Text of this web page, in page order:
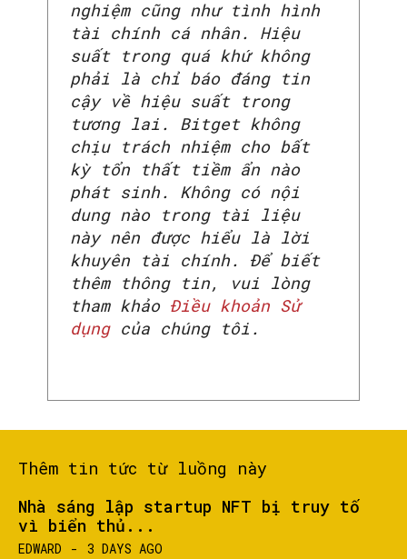
SEARCH...
nghiệm cũng như tình hình
tài chính cá nhân. Hiệu
suất trong quá khứ không
phải là chỉ báo đáng tin
cậy về hiệu suất trong
tương lai. Bitget không
chịu trách nhiệm cho bất
kỳ tổn thất tiềm ẩn nào
phát sinh. Không có nội
dung nào trong tài liệu
này nên được hiểu là lời
khuyên tài chính. Để biết
thêm thông tin, vui lòng
tham khảo Điều khoản Sử
dụngcủa chúng tôi.
Thêm tin tức từ luồng này
Nhà sáng lập startup NFT bị truy tố
vì biển thủ...
EDWARD - 3 DAYS AGO